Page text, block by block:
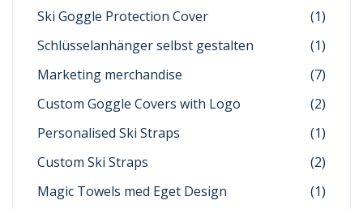
Ski Goggle Protection Cover
(1)
Schlüsselanhänger selbst gestalten
(1)
Marketing merchandise
(7)
Custom Goggle Covers with Logo
(2)
Personalised Ski Straps
(1)
Custom Ski Straps
(2)
Magic Towels med Eget Design
(1)